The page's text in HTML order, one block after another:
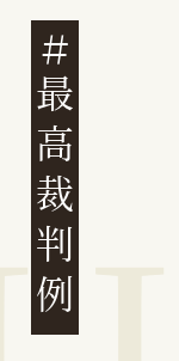
最高裁判例